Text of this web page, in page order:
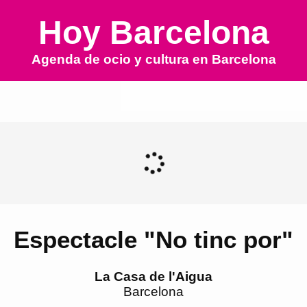
Hoy Barcelona
Agenda de ocio y cultura en Barcelona
Espectacle "No tinc por"
La Casa de l'Aigua
Barcelona